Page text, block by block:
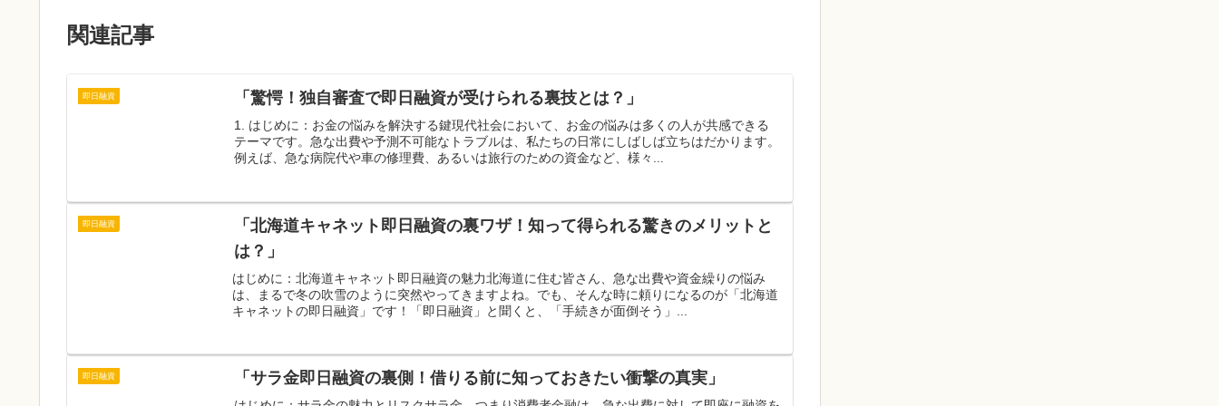
関連記事
即日融資 「驚愕！独自審査で即日融資が受けられる裏技とは？」
1. はじめに：お金の悩みを解決する鍵現代社会において、お金の悩みは多くの人が共感できる
テーマです。急な出費や予測不可能なトラブルは、私たちの日常にしばしば立ちはだかります。
例えば、急な病院代や車の修理費、あるいは旅行のための資金など、様々...
即日融資
「北海道キャネット即日融資の裏ワザ！知って得られる驚きのメリットと
は？」
はじめに：北海道キャネット即日融資の魅力北海道に住む皆さん、急な出費や資金繰りの悩み
は、まるで冬の吹雪のように突然やってきますよね。でも、そんな時に頼りになるのが「北海道
キャネットの即日融資」です！「即日融資」と聞くと、「手続きが面倒そう」...
即日融資 「サラ金即日融資の裏側！借りる前に知っておきたい衝撃の真実」